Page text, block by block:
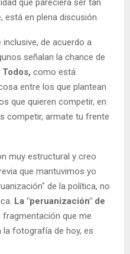
que pareciera ser tan
está en plena discusión.
de acuerdo a
señalan la chance de
como está
entre los que plantean
que quieren competir, en
competir, armate tu frente
muy estructural y creo
que mantuvimos yo
de la política, no
La "peruanización" de
fragmentación que me
la fotografía de hoy, es